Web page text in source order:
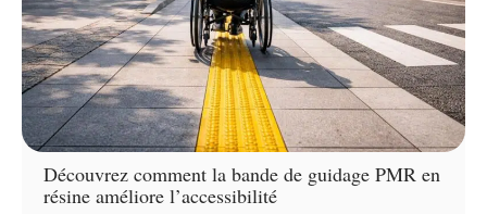
Découvrez comment la bande de guidage PMR en
résine améliore l’accessibilité